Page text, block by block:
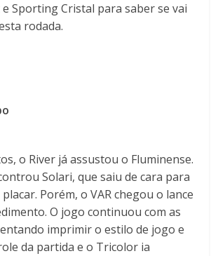
Sporting Cristal para saber se vai
rodada.
o River já assustou o Fluminense.
Solari, que saiu de cara para
Porém, o VAR chegou o lance
O jogo continuou com as
imprimir o estilo de jogo e
da partida e o Tricolor ia